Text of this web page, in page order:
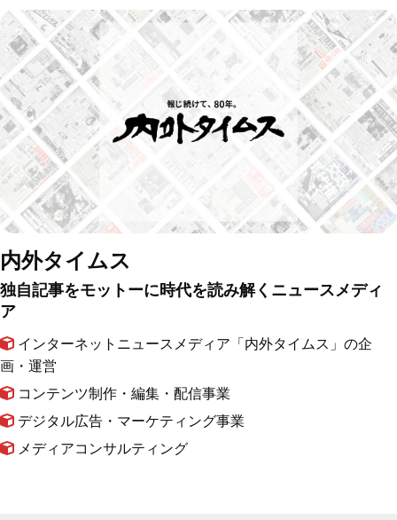
内外タイムス
独自記事をモットーに時代を読み解くニュースメディ
ア
インターネットニュースメディア「内外タイムス」の企
画・運営
コンテンツ制作・編集・配信事業
デジタル広告・マーケティング事業
メディアコンサルティング